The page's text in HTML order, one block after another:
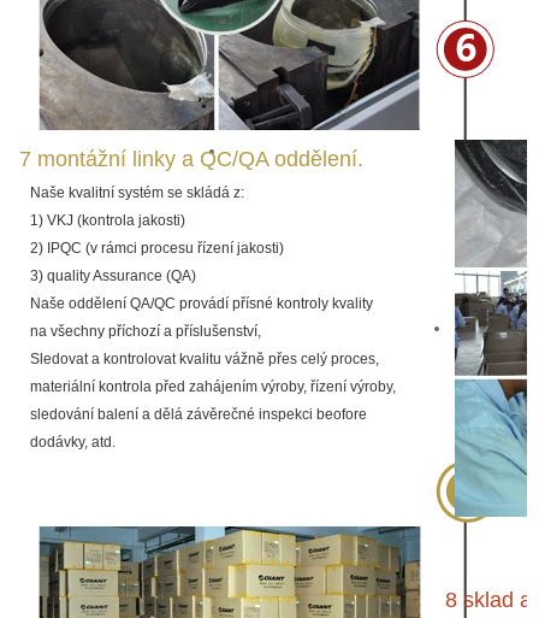
7 montážní linky a QC/QA oddělení.
Naše kvalitní systém se skládá z:
1) VKJ (kontrola jakosti)
2) IPQC (v rámci procesu řízení jakosti)
3) quality Assurance (QA)
Naše oddělení QA/QC provádí přísné kontroly kvality
na všechny příchozí a příslušenství,
Sledovat a kontrolovat kvalitu vážně přes celý proces,
materiální kontrola před zahájením výroby, řízení výroby,
sledování balení a dělá závěrečné inspekci beofore
dodávky, atd.
8 sklad a